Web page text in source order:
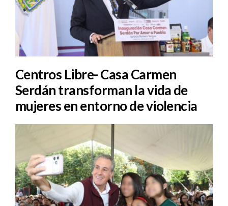
Centros Libre- Casa Carmen
Serdán transforman la vida de
mujeres en entorno de violencia